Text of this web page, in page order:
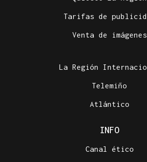
Tarifas de
Venta de imágenes
La Región
Telemiño
Atlántico
INFO
Canal ético